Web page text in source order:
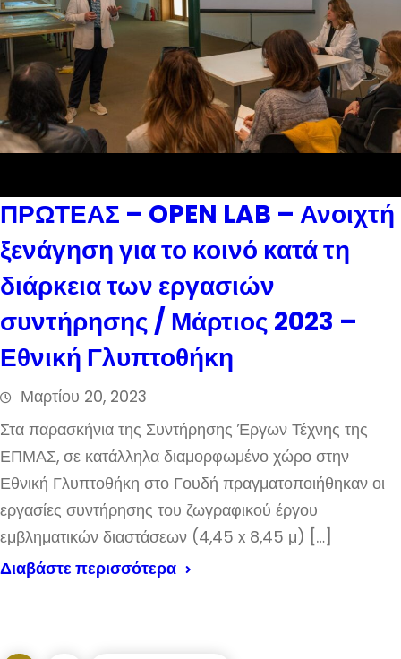
ΠΡΩΤΕΑΣ – OPEN LAB – Ανοιχτή
ξενάγηση για το κοινό κατά τη
διάρκεια των εργασιών
συντήρησης / Μάρτιος 2023 –
Εθνική Γλυπτοθήκη
Μαρτίου 20, 2023
Στα παρασκήνια της Συντήρησης Έργων Τέχνης της
ΕΠΜΑΣ, σε κατάλληλα διαμορφωμένο χώρο στην
Εθνική Γλυπτοθήκη στο Γουδή πραγματοποιήθηκαν οι
εργασίες συντήρησης του ζωγραφικού έργου
εμβληματικών διαστάσεων (4,45 x 8,45 μ) […]
Διαβάστε περισσότερα